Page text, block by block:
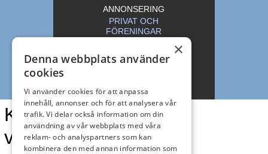
ANNONSERING
PRIVAT OCH
FÖRENINGAR
ARKIV
Knallebladet
vecka 37
×
Denna webbplats använder
cookies
Vi använder cookies för att anpassa
innehåll, annonser och för att analysera vår
trafik. Vi delar också information om din
användning av vår webbplats med våra
reklam- och analyspartners som kan
kombinera den med annan information som